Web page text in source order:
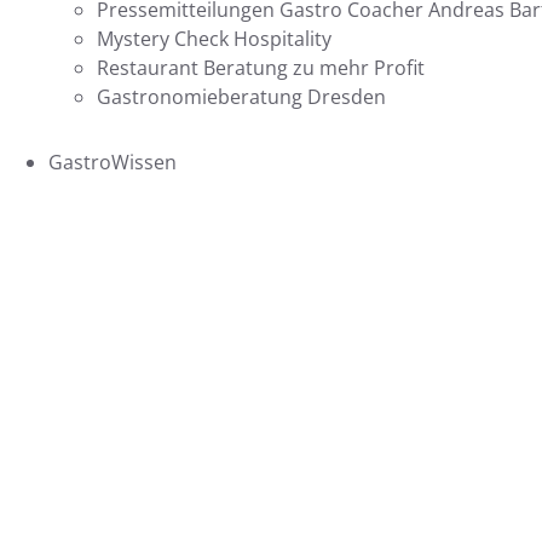
Pressemitteilungen Gastro Coacher Andreas
Mystery Check Hospitality
Restaurant Beratung zu mehr Profit
Gastronomieberatung Dresden
GastroWissen